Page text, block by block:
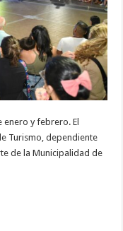
enero y febrero. El
Turismo, dependiente
de la Municipalidad de